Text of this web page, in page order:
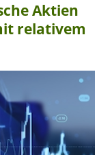
Aktien
relativem